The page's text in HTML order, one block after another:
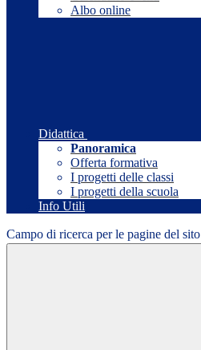
Albo online
Didattica
Panoramica
Offerta formativa
I progetti delle classi
I progetti della scuola
Info Utili
Campo di ricerca per le pagine del sito